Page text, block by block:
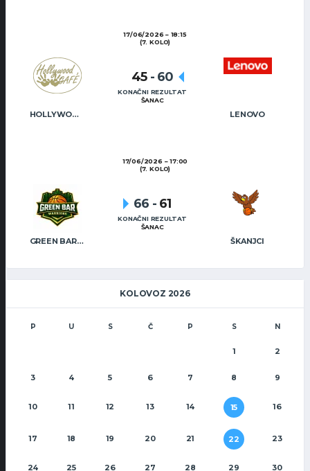
17/06/2026
18:15
(7. KOLO)
HOLLYWOOD CAFÉ LENOVO
45 - 60
KONAČNI REZULTAT
ŠANAC
17/06/2026
17:00
(7. KOLO)
GREEN BAR WARRIORS ŠKANJCI
66 - 61
KONAČNI REZULTAT
ŠANAC
KOLOVOZ 2026
P U S Č P S N
1 2
3 4 5 6 7 8 9
10 11 12 13 14 15 16
17 18 19 20 21 22 23
24 25 26 27 28 29 30